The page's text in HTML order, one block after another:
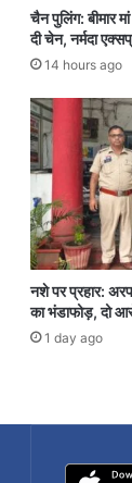
चैन पुलिंग: बीमार
दी चेन, नर्मदा
14 hours ago
नशे पर प्रहार:
का भंडाफोड़, दो
1 day ago